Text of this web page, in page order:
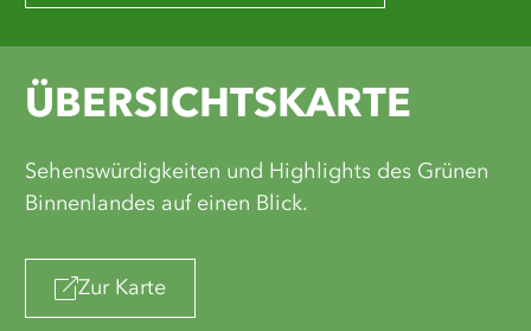
ÜBERSICHTSKARTE
Sehenswürdigkeiten und Highlights des Grünen
Binnenlandes auf einen Blick.
Zur Karte